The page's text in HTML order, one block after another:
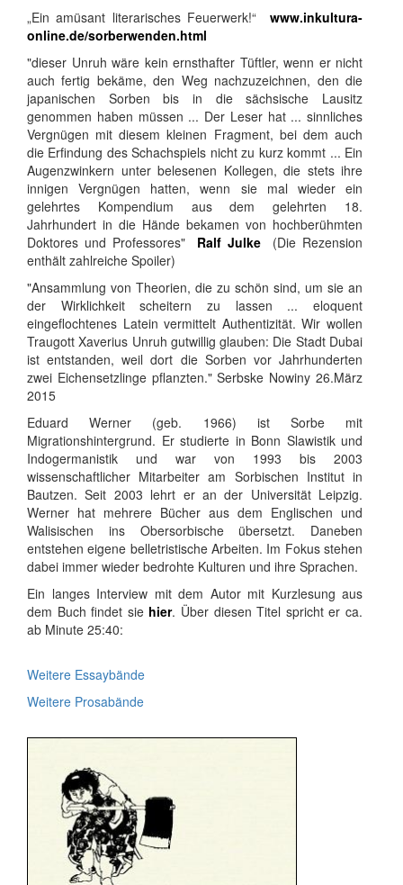
„Ein amüsant literarisches Feuerwerk!“ www.inkultura-
online.de/sorberwenden.html
"dieser Unruh wäre kein ernsthafter Tüftler, wenn er nicht
auch fertig bekäme, den Weg nachzuzeichnen, den die
japanischen Sorben bis in die sächsische Lausitz
genommen haben müssen ... Der Leser hat ... sinnliches
Vergnügen mit diesem kleinen Fragment, bei dem auch
die Erfindung des Schachspiels nicht zu kurz kommt ... Ein
Augenzwinkern unter belesenen Kollegen, die stets ihre
innigen Vergnügen hatten, wenn sie mal wieder ein
gelehrtes Kompendium aus dem gelehrten 18.
Jahrhundert in die Hände bekamen von hochberühmten
Doktores und Professores" Ralf Julke(Die Rezension
enthält zahlreiche Spoiler)
"Ansammlung von Theorien, die zu schön sind, um sie an
der Wirklichkeit scheitern zu lassen ... eloquent
eingeflochtenes Latein vermittelt Authentizität. Wir wollen
Traugott Xaverius Unruh gutwillig glauben: Die Stadt Dubai
ist entstanden, weil dort die Sorben vor Jahrhunderten
zwei Eichensetzlinge pflanzten." Serbske Nowiny 26.März
2015
Eduard Werner (geb. 1966) ist Sorbe mit
Migrationshintergrund. Er studierte in Bonn Slawistik und
Indogermanistik und war von 1993 bis 2003
wissenschaftlicher Mitarbeiter am Sorbischen Institut in
Bautzen. Seit 2003 lehrt er an der Universität Leipzig.
Werner hat mehrere Bücher aus dem Englischen und
Walisischen ins Obersorbische übersetzt. Daneben
entstehen eigene belletristische Arbeiten. Im Fokus stehen
dabei immer wieder bedrohte Kulturen und ihre Sprachen.
Ein langes Interview mit dem Autor mit Kurzlesung aus
dem Buch findet sie hier. Über diesen Titel spricht er ca.
ab Minute 25:40:
Weitere Essaybände
Weitere Prosabände